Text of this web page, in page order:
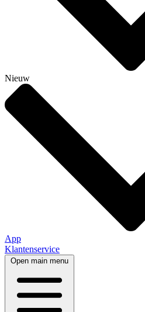
Nieuw
App
Klantenservice
Open main menu